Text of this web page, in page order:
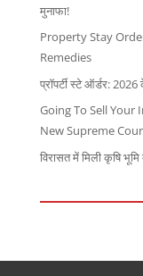
मुनाफा!
Property Stay
Remedies
प्रॉपर्टी स्टे ऑर्डर:
Going To Sell Your
New Supreme
विरासत में मिली कृषि